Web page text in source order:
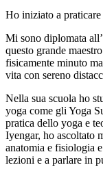
Ho iniziato a
Mi sono diplomata
questo grande
fisicamente minuto
vita con sereno
Nella sua scuola ho
yoga come gli Yoga
pratica dello yoga e
Iyengar, ho ascoltato
anatomia e fisiologia
lezioni e a parlare in